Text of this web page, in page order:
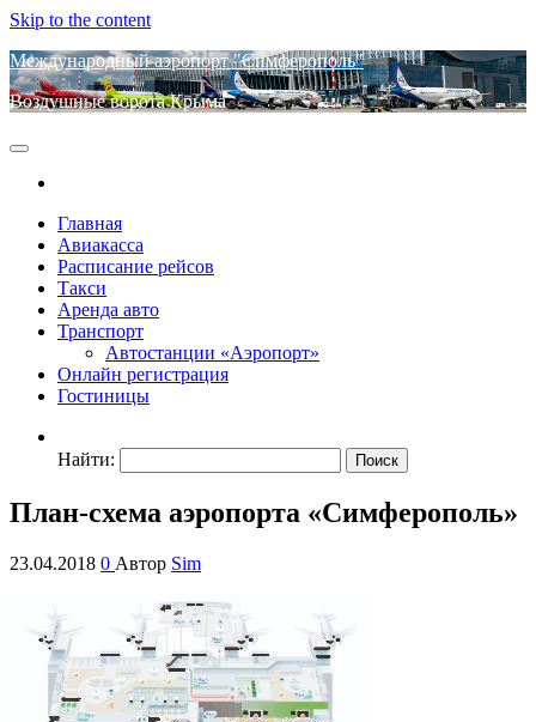
Skip to the content
Международный аэропорт "Симферополь"
Воздушные ворота Крыма
Главная
Авиакасса
Расписание рейсов
Такси
Аренда авто
Транспорт
Автостанции «Аэропорт»
Онлайн регистрация
Гостиницы
Найти:
План-схема аэропорта «Симферополь»
23.04.2018 0 Автор Sim